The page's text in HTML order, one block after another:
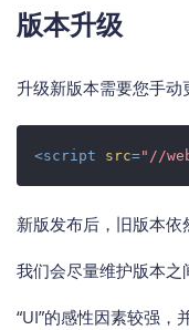
版本升级
升级新版本需要您手
<script src="//
新版发布后，旧版本
我们会尽量维护版本
“UI”的感性因素较强，